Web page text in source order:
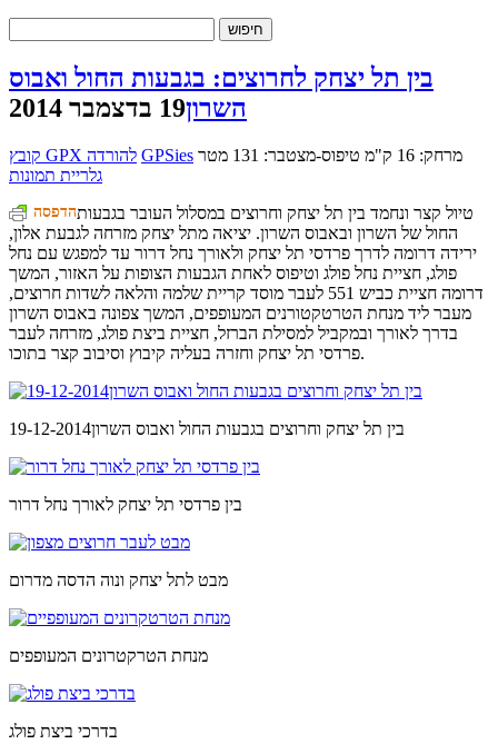
בין תל יצחק לחרוצים: בגבעות החול ואבוס
השרון19 בדצמבר 2014
קובץ GPX להורדה GPSies מרחק: 16 ק"מ
טיפוס-מצטבר: 131 מטר
גלריית תמונות
הדפסהטיול קצר ונחמד בין תל יצחק וחרוצים במסלול העובר בגבעות
החול של השרון ובאבוס השרון. יציאה מתל יצחק מזרחה לגבעת אלון,
ירידה דרומה לדרך פרדסי תל יצחק ולאורך נחל דרור עד למפגש עם נחל
פולג, חציית נחל פולג וטיפוס לאחת הגבעות הצופות על האזור, המשך
דרומה חציית כביש 551 לעבר מוסד קריית שלמה והלאה לשדות חרוצים,
מעבר ליד מנחת הטרטקטורנים המעופפים, המשך צפונה באבוס השרון
בדרך לאורך ובמקביל למסילת הברזל, חציית ביצת פולג, מזרחה לעבר
פרדסי תל יצחק וחזרה בעליה קיבוץ וסיבוב קצר בתוכו.
בין תל יצחק וחרוצים בגבעות החול ואבוס השרון19-12-2014
בין פרדסי תל יצחק לאורך נחל דרור
מבט לתל יצחק ונוה הדסה מדרום
מנחת הטרקטרונים המעופפים
בדרכי ביצת פולג